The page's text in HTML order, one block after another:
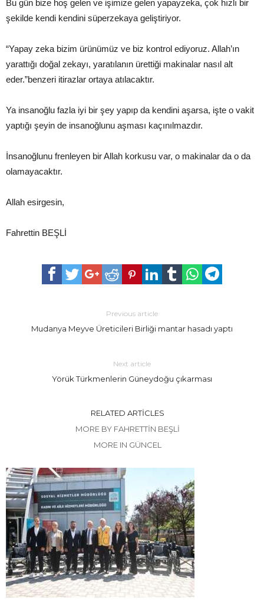
Bu gün bize hoş gelen ve işimize gelen yapayzeka, çok hızlı bir
şekilde kendi kendini süperzekaya geliştiriyor.
“Yapay zeka bizim ürünümüz ve biz kontrol ediyoruz. Allah’ın
yarattığı doğal zekayı, yaratılanın ürettiği makinalar nasıl alt
eder.”benzeri itirazlar ortaya atılacaktır.
Ya insanoğlu fazla iyi bir şey yapıp da kendini aşarsa, işte o vakit
yaptığı şeyin de insanoğlunu aşması kaçınılmazdır.
İnsanoğlunu frenleyen bir Allah korkusu var, o makinalar da o da
olamayacaktır.
Allah esirgesin,
Fahrettin BEŞLİ
Previous article
Mudanya Meyve Üreticileri Birliği mantar hasadı yaptı
Next article
Yörük Türkmenlerin Güneydoğu çıkarması
RELATED ARTICLES
MORE BY FAHRETTIN BEŞLİ
MORE IN GÜNCEL